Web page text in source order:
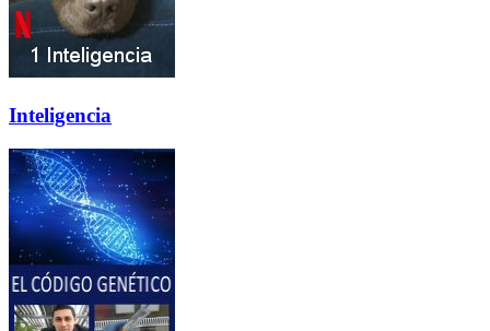
Inteligencia